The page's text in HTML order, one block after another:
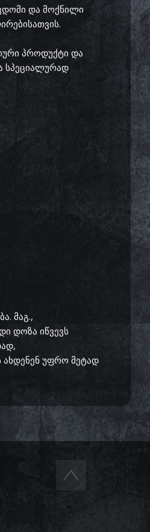
და მოქნილი
პროდუქტი და
სპეციალურად
მაგ.,
დოზა იწვევს
ახდენენ უფრო მეტად